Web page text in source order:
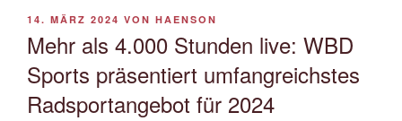
VERÖFFENTLICHT
14. MÄRZ 2024 VON HAENSON
Mehr als 4.000 Stunden live: WBD
Sports präsentiert umfangreichstes
Radsportangebot für 2024